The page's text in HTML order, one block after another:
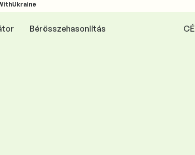
Bérösszehasonlítás